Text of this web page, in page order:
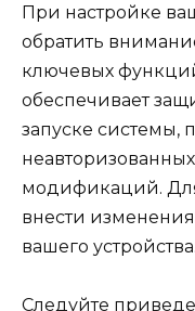
При настройке
обратить
ключевых
обеспечивает
запуске системы,
модификаций.
внести
вашего устройства.
Следуйте